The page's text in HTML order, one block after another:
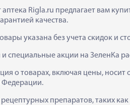
аптека Rigla.ru предлагает вам
качества.
указана без учета скидок и
и специальные акции на ЗеленКа
о товарах, включая цены, носит
Федерации.
препаратов, таких